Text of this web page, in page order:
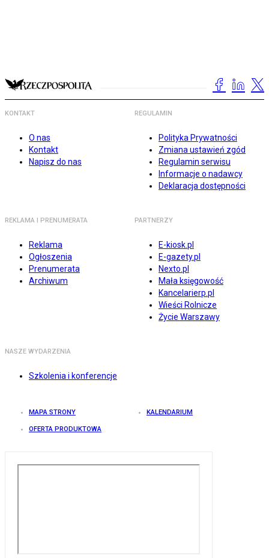
KONTAKT
O nas
Kontakt
Napisz do nas
REGULAMIN
Polityka Prywatności
Zmiana ustawień zgód
Regulamin serwisu
Informacje o nadawcy
Deklaracja dostępności
REKLAMA I PRENUMERATA
Reklama
Ogłoszenia
Prenumerata
Archiwum
PARTNERZY
E-kiosk.pl
E-gazety.pl
Nexto.pl
Mała księgowość
Kancelarierp.pl
Wieści Rolnicze
Życie Warszawy
NASZE WYDARZENIA
Szkolenia i konferencje
MAPA STRONY KALENDARIUM
OFERTA PRODUKTOWA